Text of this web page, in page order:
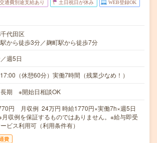
交通費別途支給あり 土日祝日が休み WEB登録OK
代田区
から徒歩3分／麹町駅から徒歩7分
週5日
（休憩60分）実働7時間（残業少なめ！）
期 ※開始日相談OK
円 月収例 24万円 時給1770円×実働7h×週5日
収例を保証するものではありません。※給与即受
ビス利用可（利用条件有）
費